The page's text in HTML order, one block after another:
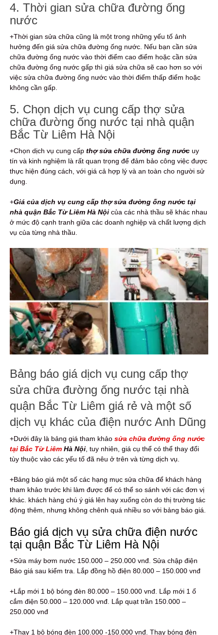
4. Thời gian sửa chữa đường ống
nước
+Thời gian sửa chữa cũng là một trong những yếu tố ảnh
hưởng đến giá sửa chữa đường ống nước. Nếu bạn cần sửa
chữa đường ống nước vào thời điểm cao điểm hoặc cần sửa
chữa đường ống nước gấp thì giá sửa chữa sẽ cao hơn so với
việc sửa chữa đường ống nước vào thời điểm thấp điểm hoặc
không cần gấp.
5. Chọn dịch vụ cung cấp thợ sửa
chữa đường ống nước tại nhà quận
Bắc Từ Liêm Hà Nội
+Chọn dịch vụ cung cấp thợ sửa chữa đường ống nước uy
tín và kinh nghiệm là rất quan trọng để đảm bảo công việc được
thực hiện đúng cách, với giá cả hợp lý và an toàn cho người sử
dụng.
+Giá của dịch vụ cung cấp thợ sửa đường ống nước tại
nhà quận Bắc Từ Liêm Hà Nội của các nhà thầu sẽ khác nhau
ở mức độ cạnh tranh giữa các doanh nghiệp và chất lượng dịch
vụ của từng nhà thầu.
Bảng báo giá dịch vụ cung cấp thợ
sửa chữa đường ống nước tại nhà
quận Bắc Từ Liêm giá rẻ và một số
dịch vụ khác của điện nước Anh Dũng
+Dưới đây là bảng giá tham khảo sửa chữa đường ống nước
tại Bắc Từ Liêm Hà Nội , tuy nhiên, giá cụ thể có thể thay đổi
tùy thuộc vào các yếu tố đã nêu ở trên và từng dịch vụ.
+Bảng báo giá một số các hạng mục sửa chữa để khách hàng
tham khảo trước khi làm được để có thể so sánh với các đơn vị
khác. khách hàng chú ý giá lên hay xuống còn do thị trường tác
động thêm, nhưng không chênh quá nhiều so với bảng báo giá.
Báo giá dịch vụ sửa chữa điện nước
tại quận Bắc Từ Liêm Hà Nội
+Sửa máy bơm nước 150.000 – 250.000 vnđ. Sửa chập điện
Báo giá sau kiểm tra. Lắp đồng hồ điện 80.000 – 150.000 vnđ
+Lắp mới 1 bộ bóng đèn 80.000 – 150.000 vnđ. Lắp mới 1 ổ
cắm điện 50.000 – 120.000 vnđ. Lắp quạt trần 150.000 –
250.000 vnđ
+Thay 1 bộ bóng đèn 100.000 -150.000 vnđ. Thay bóng đèn